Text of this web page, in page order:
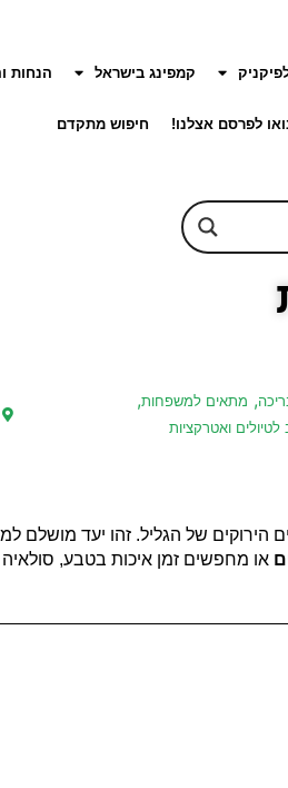
קמפינג בישראל הנחות
לפרסם אצלנו! חיפוש מתקדם
, מתאים למשפחות,
לטיולים ואטרקציות
הירוקים של הגליל. זהו יעד מושלם
או מחפשים זמן איכות בטבע,